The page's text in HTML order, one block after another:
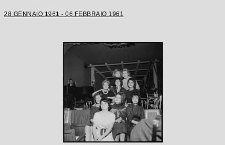
28 GENNAIO 1961 - 06 FEBBRAIO 1961